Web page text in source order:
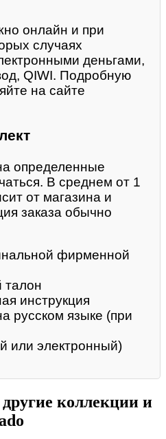
онлайн и при
случаях
деньгами,
QIWI. Подробную
на сайте
определенные
В среднем от 1
от магазина и
заказа обычно
фирменной
талон
инструкция
русском языке (при
или электронный)
коллекции и